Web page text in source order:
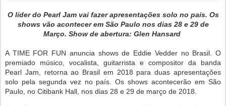
O líder do Pearl Jam vai fazer apresentações solo no país. Os
shows vão acontecer em São Paulo nos dias 28 e 29 de
Março. Show de abertura: Glen Hansard
A TIME FOR FUN anuncia shows de Eddie Vedder no Brasil. O
premiado músico, vocalista, guitarrista e compositor da banda
Pearl Jam, retorna ao Brasil em 2018 para duas apresentações
solo pela segunda vez no país. Os shows acontecerão em São
Paulo, no Citibank Hall, nos dias 28 e 29 de março de 2018.